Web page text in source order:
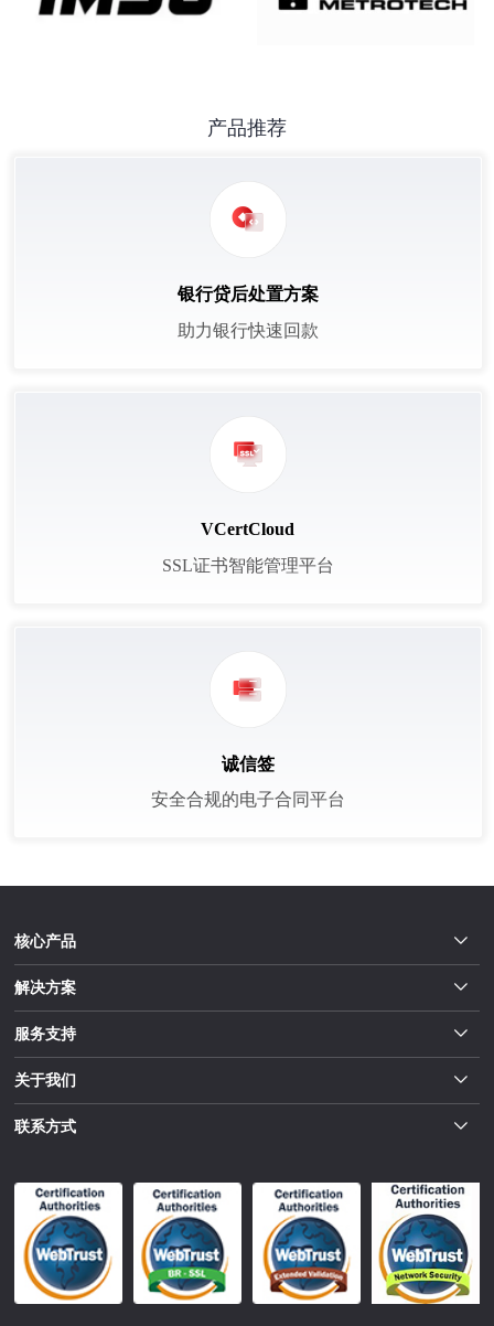
产品推荐
银行贷后处置方案
助力银行快速回款
VCertCloud
SSL证书智能管理平台
诚信签
安全合规的电子合同平台
核心产品
解决方案
服务支持
关于我们
联系方式